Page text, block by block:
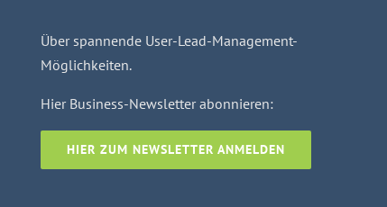
Über spannende User-Lead-Management-
Möglichkeiten.
Hier Business-Newsletter abonnieren:
HIER ZUM NEWSLETTER ANMELDEN